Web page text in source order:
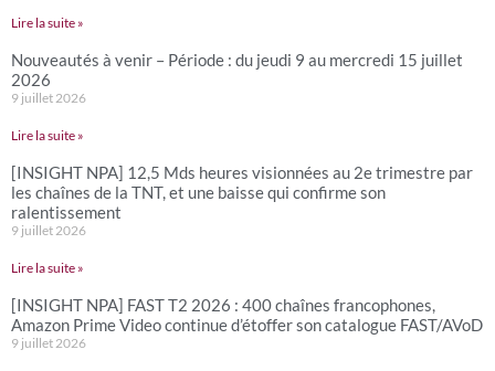
Lire la suite »
Nouveautés à venir – Période : du jeudi 9 au mercredi 15 juillet
2026
9 juillet 2026
Lire la suite »
[INSIGHT NPA] 12,5 Mds heures visionnées au 2e trimestre par
les chaînes de la TNT, et une baisse qui confirme son
ralentissement
9 juillet 2026
Lire la suite »
[INSIGHT NPA] FAST T2 2026 : 400 chaînes francophones,
Amazon Prime Video continue d’étoffer son catalogue FAST/AVoD
9 juillet 2026